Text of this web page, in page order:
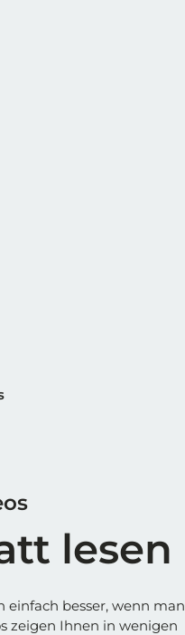
lesen
einfach besser, wenn man
zeigen Ihnen in wenigen